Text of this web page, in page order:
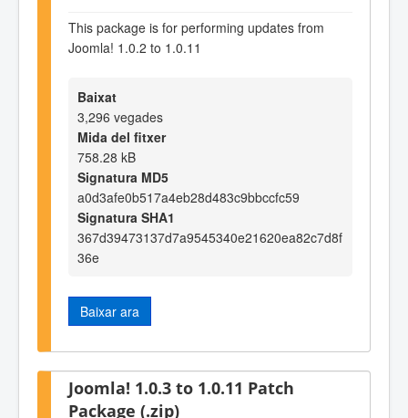
This package is for performing updates from
Joomla! 1.0.2 to 1.0.11
Baixat
3,296 vegades
Mida del fitxer
758.28 kB
Signatura MD5
a0d3afe0b517a4eb28d483c9bbccfc59
Signatura SHA1
367d39473137d7a9545340e21620ea82c7d8f
36e
Baixar ara
Joomla! 1.0.3 to 1.0.11 Patch
Package (.zip)